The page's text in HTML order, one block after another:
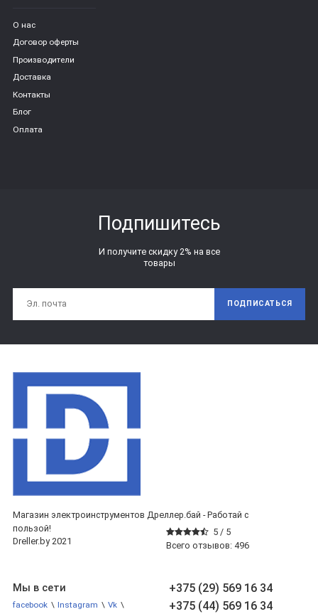
О нас
Договор оферты
Производители
Доставка
Контакты
Блог
Оплата
Подпишитесь
И получите скидку 2% на все
товары
ПОДПИСАТЬСЯ
Магазин электроинструментов Дреллер.бай - Работай с
пользой!
5 / 5
Всего отзывов: 496
Dreller.by 2021
+375 (29) 569 16 34
+375 (44) 569 16 34
Мы в сети
facebook \ Instagram \ Vk \